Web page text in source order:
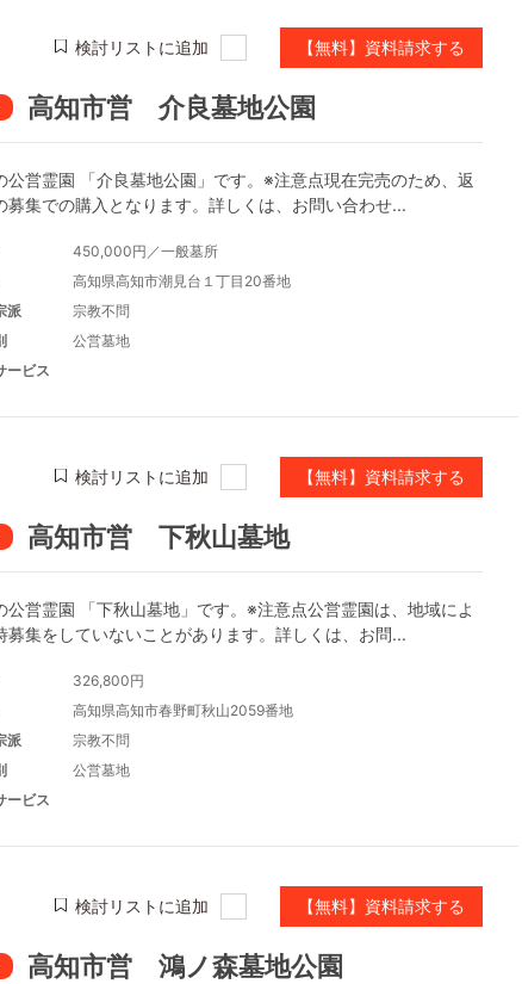
検討リストに追加 【無料】資料請求する
高知市営 介良墓地公園
公営霊園 「介良墓地公園」です。※注意点現在完売のため、返
募集での購入となります。詳しくは、お問い合わせ...
450,000円／一般墓所
高知県高知市潮見台１丁目20番地
派
宗教不問
公営墓地
ービス
検討リストに追加 【無料】資料請求する
高知市営 下秋山墓地
公営霊園 「下秋山墓地」です。※注意点公営霊園は、地域によ
募集をしていないことがあります。詳しくは、お問...
326,800円
高知県高知市春野町秋山2059番地
派
宗教不問
公営墓地
ービス
検討リストに追加 【無料】資料請求する
高知市営 鴻ノ森墓地公園